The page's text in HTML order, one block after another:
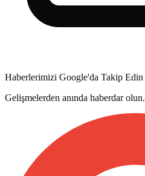
Haberlerimizi Google'da Takip Edin
Gelişmelerden anında haberdar olun.